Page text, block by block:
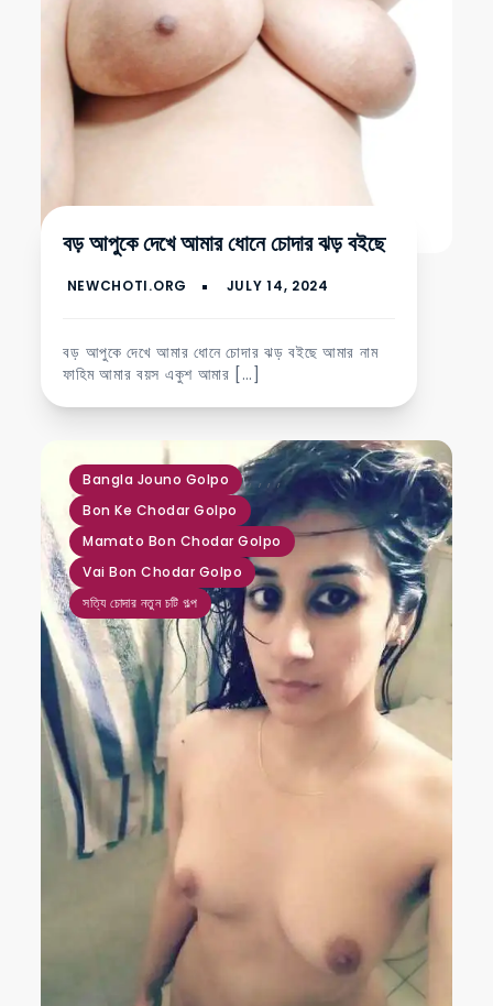
বড় আপুকে দেখে আমার ধোনে চোদার ঝড় বইছে
বড় আপুকে দেখে আমার ধোনে চোদার ঝড় বইছে আমার নাম
ফাহিম আমার বয়স একুশ আমার […]
Bangla Jouno Golpo ,
Bon Ke Chodar Golpo
,
Mamato Bon Chodar Golpo
,
Vai Bon Chodar Golpo
,
সত্যি চোদার নতুন চটি গল্প